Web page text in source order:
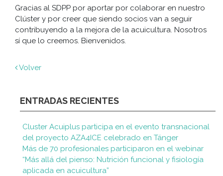
Gracias al SDPP por aportar por colaborar en nuestro
Clúster y por creer que siendo socios van a seguir
contribuyendo a la mejora de la acuicultura. Nosotros
sí que lo creemos. Bienvenidos.
Volver
ENTRADAS RECIENTES
Cluster Acuiplus participa en el evento transnacional
del proyecto AZA4ICE celebrado en Tánger
Más de 70 profesionales participaron en el webinar
“Más allá del pienso: Nutrición funcional y fisiología
aplicada en acuicultura”